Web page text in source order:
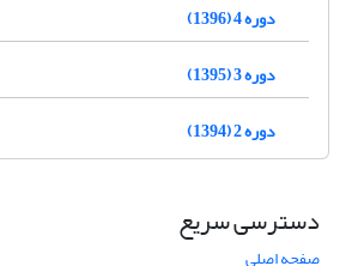
دوره 4 (1396)
دوره 3 (1395)
دوره 2 (1394)
دسترسی سریع
صفحه اصلی